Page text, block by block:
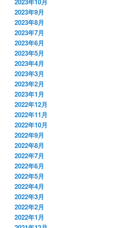
2023年10月
2023年9月
2023年8月
2023年7月
2023年6月
2023年5月
2023年4月
2023年3月
2023年2月
2023年1月
2022年12月
2022年11月
2022年10月
2022年9月
2022年8月
2022年7月
2022年6月
2022年5月
2022年4月
2022年3月
2022年2月
2022年1月